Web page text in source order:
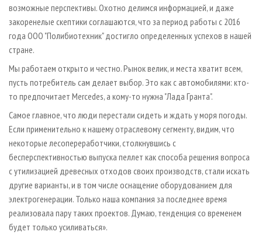
возможные перспективы. Охотно делимся информацией, и даже
закоренелые скептики соглашаются, что за период работы с 2016
года ООО "Полибиотехник" достигло определенных успехов в нашей
стране.
Мы работаем открыто и честно. Рынок велик, и места хватит всем,
пусть потребитель сам делает выбор. Это как с автомобилями: кто-
то предпочитает Mercedes, а кому-то нужна "Лада Гранта".
Самое главное, что люди перестали сидеть и ждать у моря погоды.
Если применительно к нашему отраслевому сегменту, видим, что
некоторые лесопереработчики, столкнувшись с
бесперспективностью выпуска пеллет как способа решения вопроса
с утилизацией древесных отходов своих производств, стали искать
другие варианты, и в том числе оснащение оборудованием для
электрогенерации. Только наша компания за последнее время
реализовала пару таких проектов. Думаю, тенденция со временем
будет только усиливаться».